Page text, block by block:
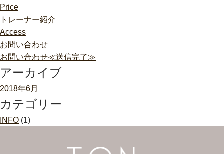
Price
トレーナー紹介
Access
お問い合わせ
お問い合わせ≪送信完了≫
アーカイブ
2018年6月
カテゴリー
INFO (1)